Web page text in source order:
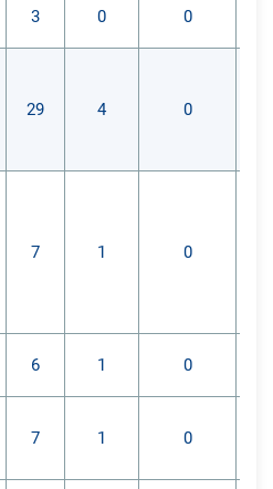
3 0 0
29 4 0
7 1 0
6 1 0
7 1 0